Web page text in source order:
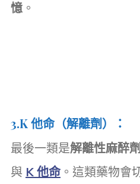
憶 。
3.K 他命（解離劑） ：
最後一類是解離性麻醉劑
與 K 他命。這類藥物會